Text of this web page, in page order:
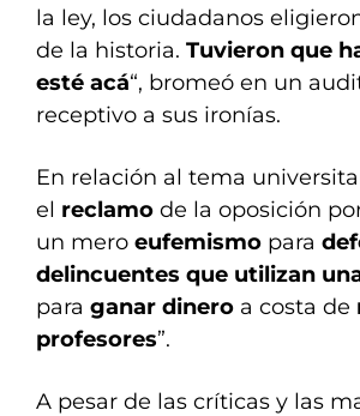
la ley, los ciudadanos
de la historia. Tuvieron que
esté acá“, bromeó en un
receptivo a sus ironías.
En relación al tema
el reclamo de la oposición
un mero eufemismo para
delincuentes que utilizan
para ganar dinero a costa de
profesores”.
A pesar de las críticas y las